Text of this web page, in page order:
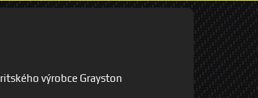
výrobce Grayston